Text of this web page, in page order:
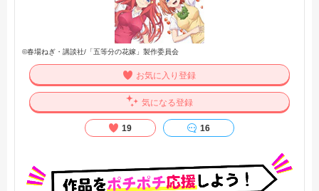
©春場ねぎ・講談社/「五等分の花嫁」製作委員会
お気に入り登録
気になる登録
19 16